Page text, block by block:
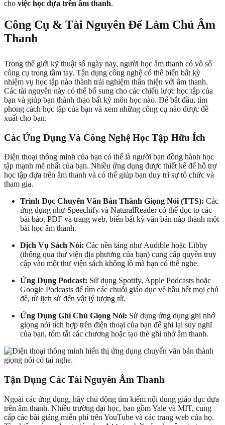
cho việc học dựa trên âm thanh.
Công Cụ & Tài Nguyên Để Làm Chủ Âm
Thanh
Trong thế giới kỹ thuật số ngày nay, người học âm thanh có vô số
công cụ trong tầm tay. Tận dụng công nghệ có thể biến bất kỳ
nhiệm vụ học tập nào thành trải nghiệm thân thiện với âm thanh.
Các tài nguyên này có thể bổ sung cho các chiến lược học tập của
bạn và giúp bạn thành thạo bất kỳ môn học nào. Để bắt đầu, tìm
phong cách học tập của bạn và xem những công cụ nào được đề
xuất cho bạn.
Các Ứng Dụng Và Công Nghệ Học Tập Hữu Ích
Điện thoại thông minh của bạn có thể là người bạn đồng hành học
tập mạnh mẽ nhất của bạn. Nhiều ứng dụng được thiết kế để hỗ trợ
học tập dựa trên âm thanh và có thể giúp bạn duy trì sự tổ chức và
tham gia.
Trình Đọc Chuyển Văn Bản Thành Giọng Nói (TTS): Các
ứng dụng như Speechify và NaturalReader có thể đọc to các
bài báo, PDF và trang web, biến bất kỳ văn bản nào thành một
bài học âm thanh.
Dịch Vụ Sách Nói: Các nền tảng như Audible hoặc Libby
(thông qua thư viện địa phương của bạn) cung cấp quyền truy
cập vào một thư viện sách khổng lồ mà bạn có thể nghe.
Ứng Dụng Podcast: Sử dụng Spotify, Apple Podcasts hoặc
Google Podcasts để tìm các chuỗi giáo dục về hầu hết mọi chủ
đề, từ lịch sử đến vật lý lượng tử.
Ứng Dụng Ghi Chú Giọng Nói: Sử dụng ứng dụng ghi nhớ
giọng nói tích hợp trên điện thoại của bạn để ghi lại suy nghĩ
của bạn, tóm tắt các chương hoặc tạo thẻ ghi nhớ âm thanh.
Tận Dụng Các Tài Nguyên Âm Thanh
Ngoài các ứng dụng, hãy chủ động tìm kiếm nội dung giáo dục dựa
trên âm thanh. Nhiều trường đại học, bao gồm Yale và MIT, cung
cấp các bài giảng miễn phí trên YouTube và các trang web của họ.